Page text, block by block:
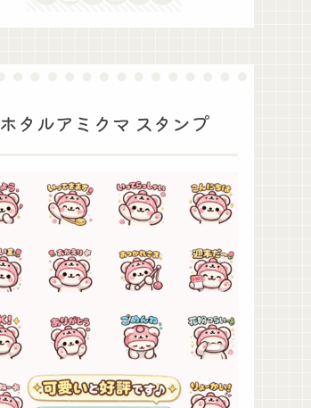
ホタルアミクマ スタンプ